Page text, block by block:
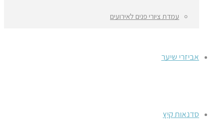
עמדת ציורי פנים לאירועים
אביזרי שיער
סדנאות קיץ